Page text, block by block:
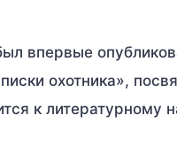
впервые
охотника»,
к литературному